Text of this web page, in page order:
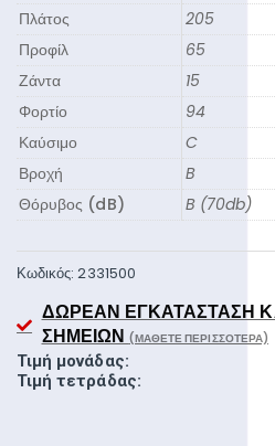
Πλάτος
205
Προφίλ
65
Ζάντα
15
Φορτίο
94
Καύσιμο
C
Βροχή
B
Θόρυβος (dB)
B (70db)
Κωδικός:2331500
ΔΩΡΕΆΝ ΕΓΚΑΤΆΣΤΑΣΗ
ΣΗΜΕΊΩΝ (ΜΆΘΕΤΕ ΠΕΡΙΣΣΌΤΕΡΑ)
Τιμή μονάδας:
Τιμή τετράδας: